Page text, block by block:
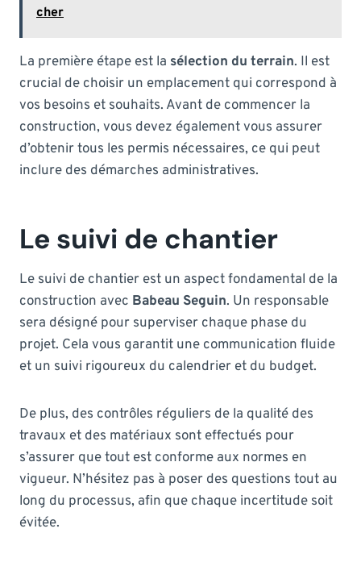
cher
La première étape est la sélection du terrain. Il est
crucial de choisir un emplacement qui correspond à
vos besoins et souhaits. Avant de commencer la
construction, vous devez également vous assurer
d’obtenir tous les permis nécessaires, ce qui peut
inclure des démarches administratives.
Le suivi de chantier
Le suivi de chantier est un aspect fondamental de la
construction avec Babeau Seguin. Un responsable
sera désigné pour superviser chaque phase du
projet. Cela vous garantit une communication fluide
et un suivi rigoureux du calendrier et du budget.
De plus, des contrôles réguliers de la qualité des
travaux et des matériaux sont effectués pour
s’assurer que tout est conforme aux normes en
vigueur. N’hésitez pas à poser des questions tout au
long du processus, afin que chaque incertitude soit
évitée.